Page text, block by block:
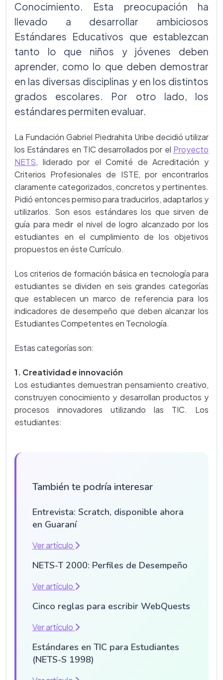
Conocimiento. Esta preocupación ha
llevado a desarrollar ambiciosos
Estándares Educativos que establezcan
tanto lo que niños y jóvenes deben
aprender, como lo que deben demostrar
en las diversas disciplinas y en los distintos
grados escolares. Por otro lado, los
estándares permiten evaluar.
La Fundación Gabriel Piedrahita Uribe decidió utilizar
los Estándares en TIC desarrollados por el Proyecto
NETS, liderado por el Comité de Acreditación y
Criterios Profesionales de ISTE, por encontrarlos
claramente categorizados, concretos y pertinentes.
Pidió entonces permiso para traducirlos, adaptarlos y
utilizarlos. Son esos estándares los que sirven de
guía para medir el nivel de logro alcanzado por los
estudiantes en el cumplimiento de los objetivos
propuestos en éste Currículo.
Los criterios de formación básica en tecnología para
estudiantes se dividen en seis grandes categorías
que establecen un marco de referencia para los
indicadores de desempeño que deben alcanzar los
Estudiantes Competentes en Tecnología.
Estas categorías son:
1. Creatividad e innovación
Los estudiantes demuestran pensamiento creativo,
construyen conocimiento y desarrollan productos y
procesos innovadores utilizando las TIC. Los
estudiantes:
También te podría interesar
Entrevista: Scratch, disponible ahora
en Guaraní
Ver artículo
NETS-T 2000: Perfiles de Desempeño
Ver artículo
Cinco reglas para escribir WebQuests
Ver artículo
Estándares en TIC para Estudiantes
(NETS-S 1998)